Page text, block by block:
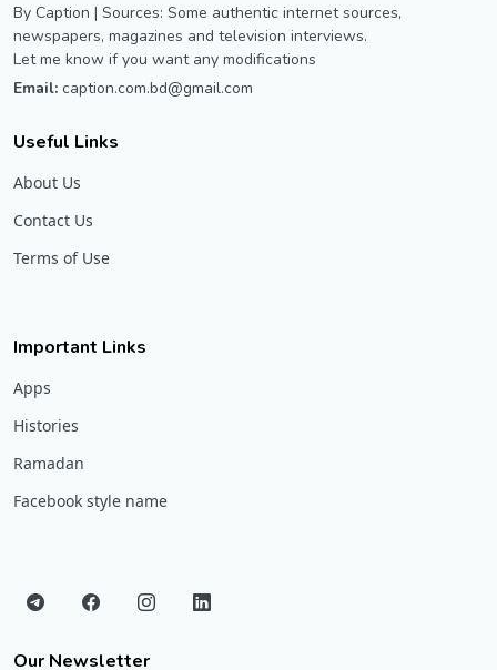
By Caption | Sources: Some authentic internet sources,
newspapers, magazines and television interviews.
Let me know if you want any modifications
Email: caption.com.bd@gmail.com
Useful Links
About Us
Contact Us
Terms of Use
Important Links
Apps
Histories
Ramadan
Facebook style name
Our Newsletter